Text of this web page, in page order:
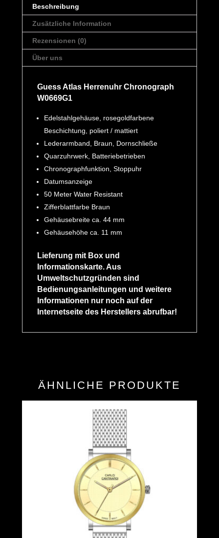
Beschreibung
Zusätzliche Information
Rezensionen (0)
Über uns
Guess Atlas Herrenuhr Chronograph
W0669G1
Edelstahlgehäuse, rosegoldfarbene
Beschichtung, poliert / mattiert
Lederarmband, Braun, Dornschließe
Quarzuhrwerk, Batteriebetrieben
Chronographfunktion, Stoppuhr
Datumsanzeige
50 Meter Water Resistant
Zifferblattfarbe Braun
Gehäusebreite ca. 44 mm
Gehäusehöhe ca. 11 mm
Lieferung mit Box und
Informationskarte. Aus
Umweltschutzgründen sind
Bedienungsanleitungen und weitere
Informationen nur noch auf der
Internetseite des Herstellers abrufbar!
ÄHNLICHE PRODUKTE